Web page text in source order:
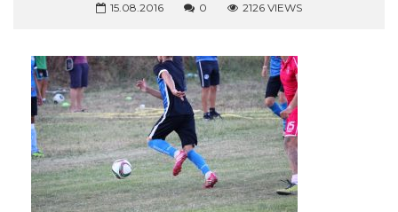
15.08.2016 0 2126 VIEWS